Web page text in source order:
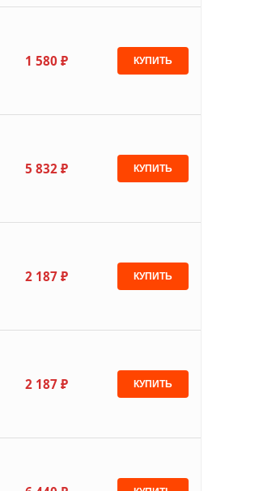
1 580 ₽ КУПИТЬ
5 832 ₽ КУПИТЬ
2 187 ₽ КУПИТЬ
2 187 ₽ КУПИТЬ